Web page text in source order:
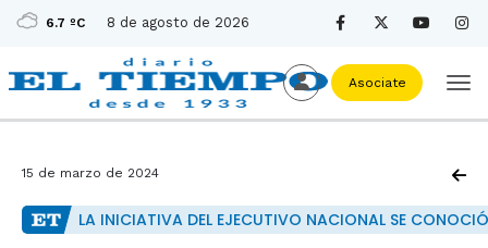
6.7 ºC 8 de agosto de 2026
Asociate
15 de marzo de 2024
LA INICIATIVA DEL EJECUTIVO NACIONAL SE